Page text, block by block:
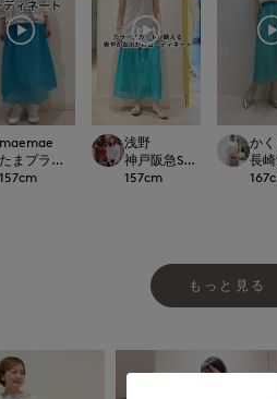
maemae
たまプラーザ東急I.T.'S.international
157cm
浅野
神戸阪急
157cm
か
長
167
もっと見る